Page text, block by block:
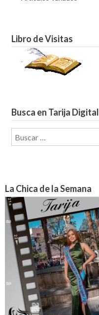
Libro de Visitas
Busca en Tarija Digital
Buscar:
La Chica de la Semana